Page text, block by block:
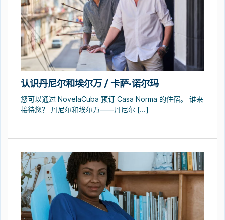
认识丹尼尔和埃尔万 / 卡萨·诺尔玛
您可以通过 NovelaCuba 预订 Casa Norma 的住宿。 谁来
接待您？ 丹尼尔和埃尔万——丹尼尔 […]